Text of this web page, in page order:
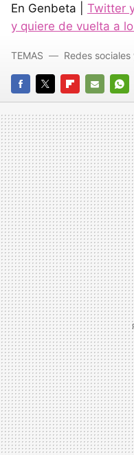
En Genbeta | Twitter
y quiere de vuelta a
FACEBOOK
TWITTERFLIPBOARD
E-
MAIL
TEMAS Redes